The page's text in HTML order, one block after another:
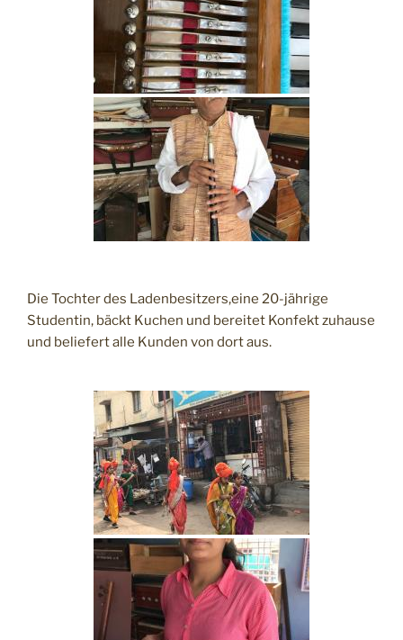
Die Tochter des Ladenbesitzers,eine 20-jährige
Studentin, bäckt Kuchen und bereitet Konfekt zuhause
und beliefert alle Kunden von dort aus.